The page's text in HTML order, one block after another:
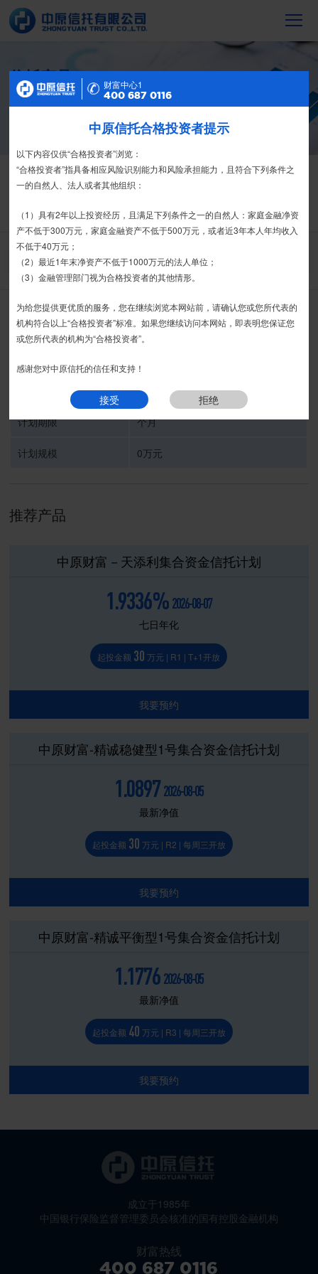
信托产品
截至2023年末，中原信托累计管理信托财
产16088亿元，按时足额交付到期信托财
信托产品
热销产品
精英理财俱乐部 家族信托 财富网点 客户反馈 征信异议申请
运营期
信托计划名称
计划期限 个月
计划规模 0万元
推荐产品
中原财富－天添利集合资金信托计划
1.9336% 2026-08-07
七日年化
起投金额 30 万元 | R1 | T+1开放
我要预约
中原财富-精诚稳健型1号集合资金信托计划
1.08972026-08-05
最新净值
起投金额 30 万元 | R2 | 每周三开放
我要预约
中原财富-精诚平衡型1号集合资金信托计划
1.1776 2026-08-05
最新净值
起投金额 40 万元 | R3 | 每周三开放
我要预约
成立于1985年
中国银行保险监督管理委员会核准的国有控股金融机构
财富热线
400 687 0116
财富中心2
400 687 0116
特别提示
尊敬的投资者：
合格投资者认证、风险测评、录音录像及电子合同签署应由投资者本人
亲自操作完成，不得由他人代办。
我司信托产品账户均以我司名义开立，所有认购信托产品的资金应根据
信托合同约定转入我司信托产品的银行专用账户。投资者认购我司信托产品
时，请注意不要向任何非我司账户转账、支付现金。
如有疑问，请联系您的专属客户经理或咨询我司客服电话400-
接受 拒绝
财富中心1
400 687 0116
中原信托合格投资者提示
以下内容仅供“合格投资者”浏览：
“合格投资者”指具备相应风险识别能力和风险承担能力，且符合下列条件之
一的自然人、法人或者其他组织：
（1）具有2年以上投资经历，且满足下列条件之一的自然人：家庭金融净资
产不低于300万元，家庭金融资产不低于500万元，或者近3年本人年均收入
不低于40万元；
（2）最近1年末净资产不低于1000万元的法人单位；
（3）金融管理部门视为合格投资者的其他情形。
为给您提供更优质的服务，您在继续浏览本网站前，请确认您或您所代表的
机构符合以上“合格投资者”标准。如果您继续访问本网站，即表明您保证您
或您所代表的机构为“合格投资者”。
感谢您对中原信托的信任和支持！
接受 拒绝